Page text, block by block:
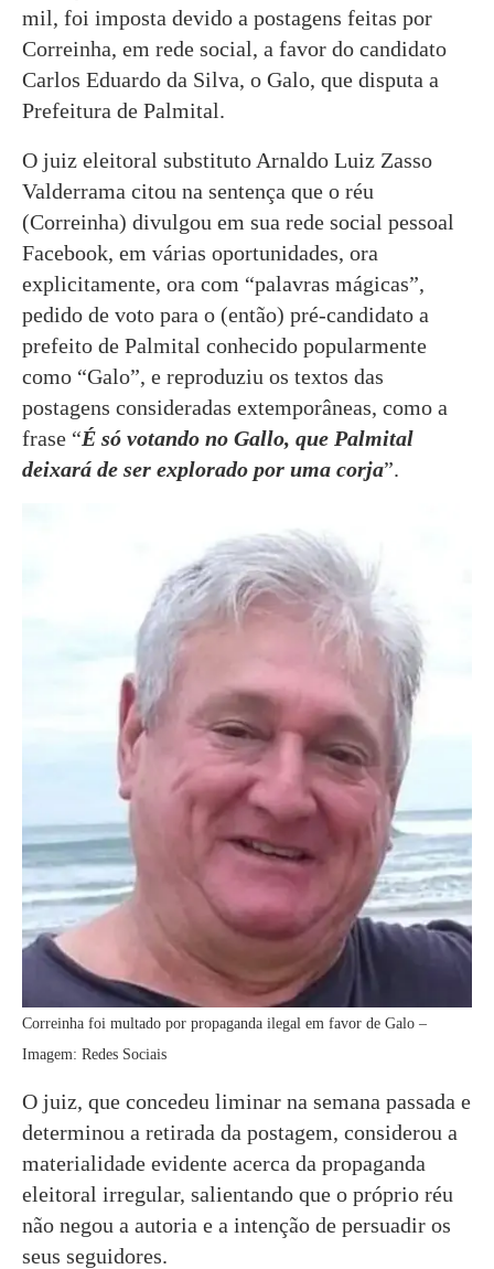
mil, foi imposta devido a postagens feitas por
Correinha, em rede social, a favor do candidato
Carlos Eduardo da Silva, o Galo, que disputa a
Prefeitura de Palmital.
O juiz eleitoral substituto Arnaldo Luiz Zasso
Valderrama citou na sentença que o réu
(Correinha) divulgou em sua rede social pessoal
Facebook, em várias oportunidades, ora
explicitamente, ora com “palavras mágicas”,
pedido de voto para o (então) pré-candidato a
prefeito de Palmital conhecido popularmente
como “Galo”, e reproduziu os textos das
postagens consideradas extemporâneas, como a
frase “É só votando no Gallo, que Palmital
deixará de ser explorado por uma corja”.
Correinha foi multado por propaganda ilegal em favor de Galo –
Imagem: Redes Sociais
O juiz, que concedeu liminar na semana passada e
determinou a retirada da postagem, considerou a
materialidade evidente acerca da propaganda
eleitoral irregular, salientando que o próprio réu
não negou a autoria e a intenção de persuadir os
seus seguidores.